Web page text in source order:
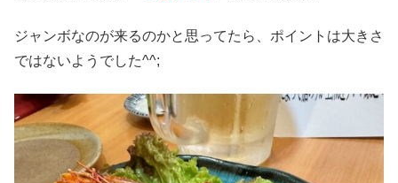
ジャンボなのが来るのかと思ってたら、ポイントは大きさ
ではないようでした^^;